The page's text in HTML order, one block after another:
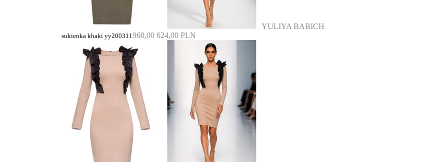
YULIYA BABICH
sukienka khaki yy200311960,00 624,00 PLN